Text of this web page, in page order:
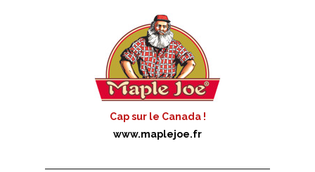
Cap sur le Canada !
www.maplejoe.fr